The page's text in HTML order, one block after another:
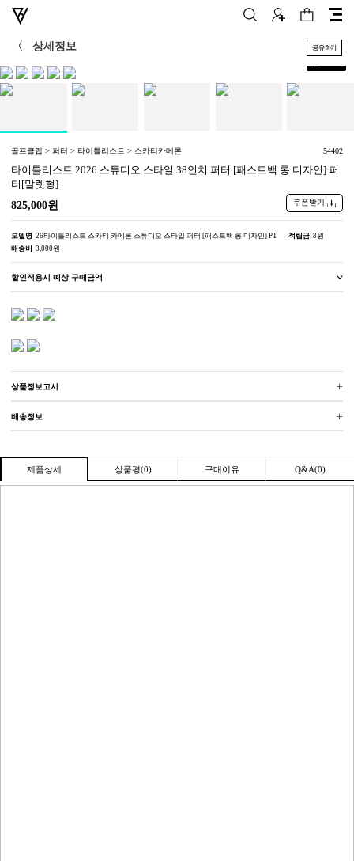
〈 상세정보 공유하기
+
골프클럽 > 퍼터 > 타이틀리스트 > 스카티카메론 54402
타이틀리스트 2026 스튜디오 스타일 38인치 퍼터 [패스트백 롱 디자인] 퍼
터[말렛형]
825,000원
쿠폰받기
모델명 26타이틀리스트 스카티 카메론 스튜디오 스타일 퍼터 [패스트백 롱 디자인] PT 적립금 8원
배송비
3,000원
할인적용시 예상 구매금액
상품정보고시 +
배송정보 +
제품상세 상품평(0) 구매이유 Q&A(0)